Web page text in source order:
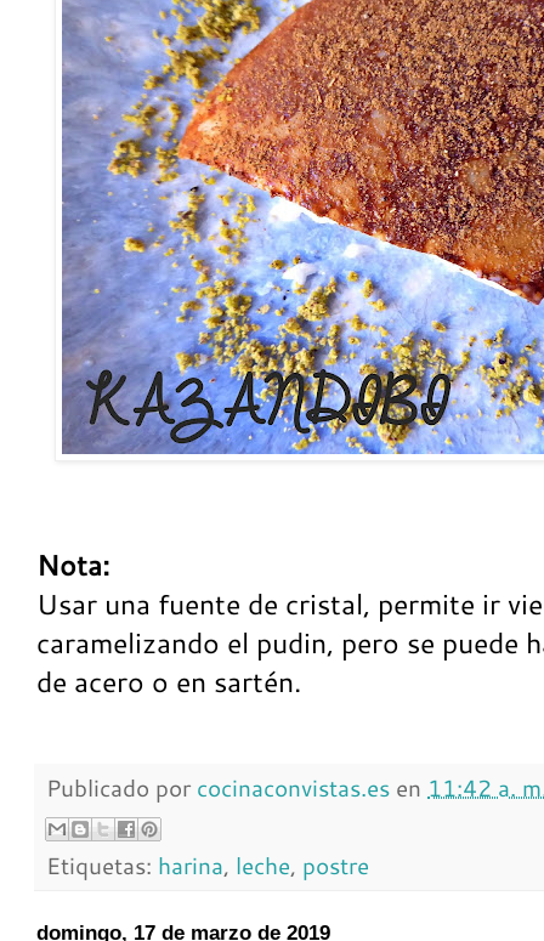
Nota:
Usar una fuente de cristal, permite ir
caramelizando el pudin, pero se puede
de acero o en sartén.
Publicado por cocinaconvistas.es en 11:42 a.
Etiquetas: harina, leche, postre
domingo, 17 de marzo de 2019